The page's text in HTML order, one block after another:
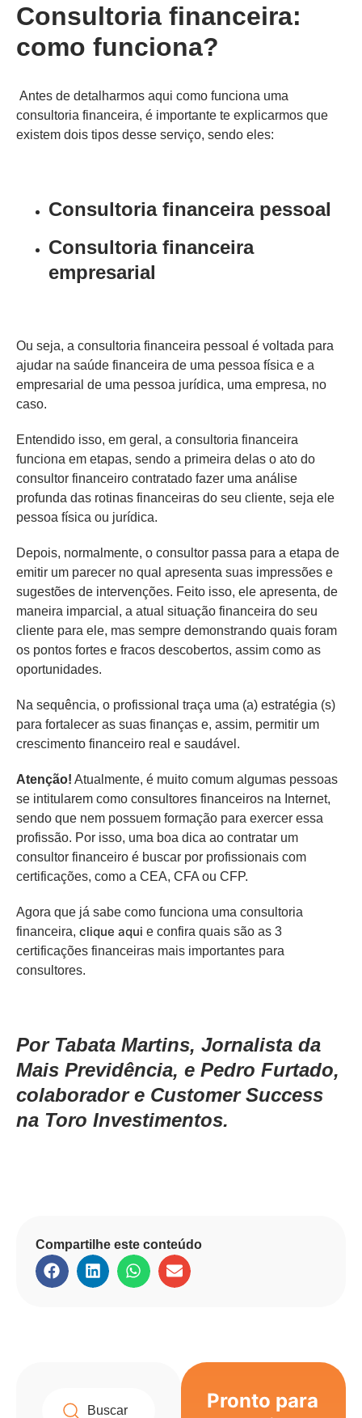
Consultoria financeira:
como funciona?
Antes de detalharmos aqui como funciona uma
consultoria financeira, é importante te explicarmos que
existem dois tipos desse serviço, sendo eles:
Consultoria financeira pessoal
Consultoria financeira
empresarial
Ou seja, a consultoria financeira pessoal é voltada para
ajudar na saúde financeira de uma pessoa física e a
empresarial de uma pessoa jurídica, uma empresa, no
caso.
Entendido isso, em geral, a consultoria financeira
funciona em etapas, sendo a primeira delas o ato do
consultor financeiro contratado fazer uma análise
profunda das rotinas financeiras do seu cliente, seja ele
pessoa física ou jurídica.
Depois, normalmente, o consultor passa para a etapa de
emitir um parecer no qual apresenta suas impressões e
sugestões de intervenções. Feito isso, ele apresenta, de
maneira imparcial, a atual situação financeira do seu
cliente para ele, mas sempre demonstrando quais foram
os pontos fortes e fracos descobertos, assim como as
oportunidades.
Na sequência, o profissional traça uma (a) estratégia (s)
para fortalecer as suas finanças e, assim, permitir um
crescimento financeiro real e saudável.
Atenção! Atualmente, é muito comum algumas pessoas
se intitularem como consultores financeiros na Internet,
sendo que nem possuem formação para exercer essa
profissão. Por isso, uma boa dica ao contratar um
consultor financeiro é buscar por profissionais com
certificações, como a CEA, CFA ou CFP.
Agora que já sabe como funciona uma consultoria
financeira, clique aqui e confira quais são as 3
certificações financeiras mais importantes para
consultores.
Por Tabata Martins, Jornalista da
Mais Previdência, e Pedro Furtado,
colaborador e Customer Success
na Toro Investimentos.
Compartilhe este conteúdo
Pronto para